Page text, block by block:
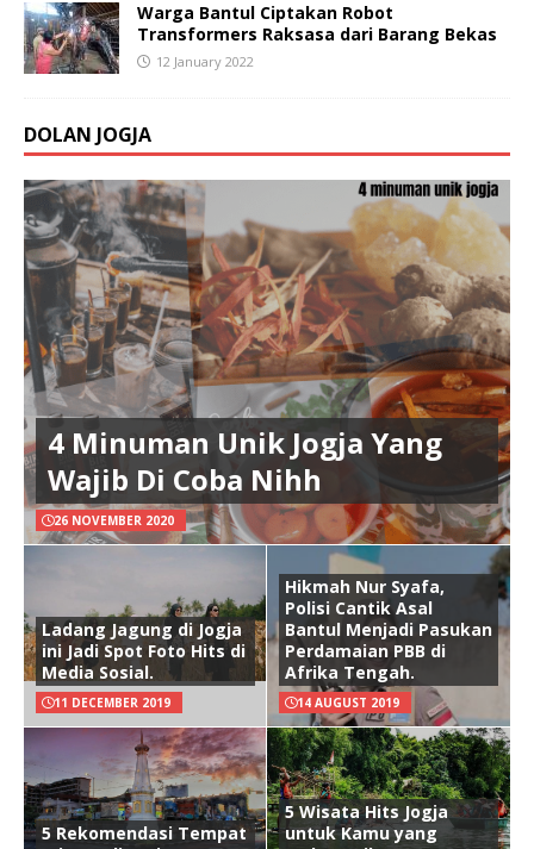
Warga Bantul Ciptakan Robot
Transformers Raksasa dari Barang Bekas
12 January 2022
DOLAN JOGJA
4 Minuman Unik Jogja Yang
Wajib Di Coba Nihh
26 NOVEMBER 2020
Ladang Jagung di Jogja
ini Jadi Spot Foto Hits di
Media Sosial.
11 DECEMBER 2019
Hikmah Nur Syafa,
Polisi Cantik Asal
Bantul Menjadi Pasukan
Perdamaian PBB di
Afrika Tengah.
14 AUGUST 2019
5 Rekomendasi Tempat
5 Wisata Hits Jogja
untuk Kamu yang